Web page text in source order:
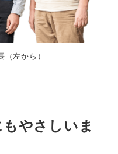
左から）
やさしいま